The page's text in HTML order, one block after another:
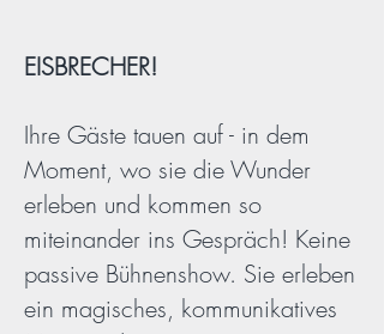
EISBRECHER!
Ihre Gäste tauen auf - in dem
Moment, wo sie die Wunder
erleben und kommen so
miteinander ins Gespräch! Keine
passive Bühnenshow. Sie erleben
ein magisches, kommunikatives